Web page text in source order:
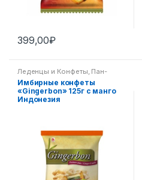
399,00₽
Леденцы и Конфеты, Пан-
азиатская кухня
Имбирные конфеты
«Gingerbon» 125г с манго
Индонезия